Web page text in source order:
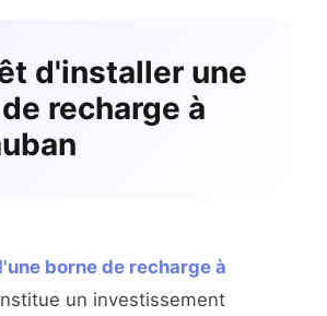
d'installer une
recharge à
borne de recharge à
un investissement